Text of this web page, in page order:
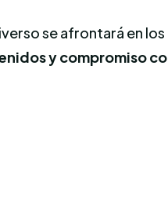
se afrontará en
y compromiso